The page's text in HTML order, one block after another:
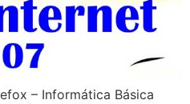
– Informática Básica